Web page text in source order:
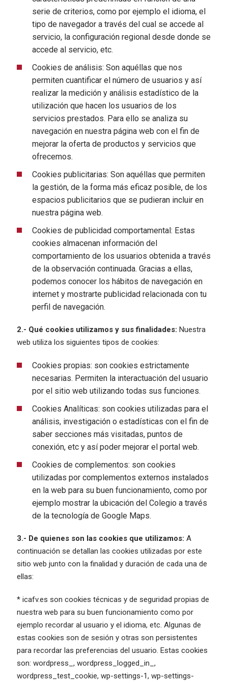
serie de criterios, como por ejemplo el idioma, el
tipo de navegador a través del cual se accede al
servicio, la configuración regional desde donde se
accede al servicio, etc.
Cookies de análisis: Son aquéllas que nos
permiten cuantificar el número de usuarios y así
realizar la medición y análisis estadístico de la
utilización que hacen los usuarios de los
servicios prestados. Para ello se analiza su
navegación en nuestra página web con el fin de
mejorar la oferta de productos y servicios que
ofrecemos.
Cookies publicitarias: Son aquéllas que permiten
la gestión, de la forma más eficaz posible, de los
espacios publicitarios que se pudieran incluir en
nuestra página web.
Cookies de publicidad comportamental: Estas
cookies almacenan información del
comportamiento de los usuarios obtenida a través
de la observación continuada. Gracias a ellas,
podemos conocer los hábitos de navegación en
internet y mostrarte publicidad relacionada con tu
perfil de navegación.
2.- Qué cookies utilizamos y sus finalidades: Nuestra
web utiliza los siguientes tipos de cookies:
Cookies propias: son cookies estrictamente
necesarias. Permiten la interactuación del usuario
por el sitio web utilizando todas sus funciones.
Cookies Analíticas: son cookies utilizadas para el
análisis, investigación o estadísticas con el fin de
saber secciones más visitadas, puntos de
conexión, etc y así poder mejorar el portal web.
Cookies de complementos: son cookies
utilizadas por complementos externos instalados
en la web para su buen funcionamiento, como por
ejemplo mostrar la ubicación del Colegio a través
de la tecnología de Google Maps.
3.- De quienes son las cookies que utilizamos: A
continuación se detallan las cookies utilizadas por este
sitio web junto con la finalidad y duración de cada una de
ellas:
* icafv.es son cookies técnicas y de seguridad propias de
nuestra web para su buen funcionamiento como por
ejemplo recordar al usuario y el idioma, etc. Algunas de
estas cookies son de sesión y otras son persistentes
para recordar las preferencias del usuario. Estas cookies
son: wordpress_, wordpress_logged_in_,
wordpress_test_cookie, wp-settings-1, wp-settings-